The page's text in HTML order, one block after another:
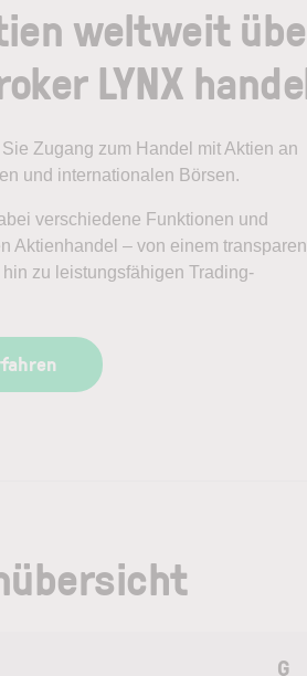
weltweit
LYNX
Zugang zum Handel mit Aktien an
und internationalen Börsen.
verschiedene Funktionen und
Aktienhandel – von einem
zu leistungsfähigen Trading-
G